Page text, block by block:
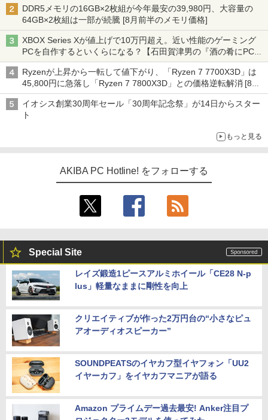
DDR5メモリの16GB×2枚組が今年最安の39,980円、大容量の
64GB×2枚組は一部が続騰 [8月前半のメモリ価格]
XBOX Series Xが値上げで10万円超え。近い性能のゲーミング
PCを自作するといくらになる？【石田賀津男の『酒の肴にPCゲ
ーム』】
Ryzenが上昇から一転して値下がり、「Ryzen 7 7700X3D」は
45,800円に急落し「Ryzen 7 7800X3D」との価格逆転解消 [8月
前半のCPU価格]
イオシス創業30周年セール「30周年記念祭」が14日からスター
ト
もっと見る
AKIBA PC Hotline! をフォローする
Special Site
レイズ鍛造1ピースアルミホイール「CE28 N-p
lus」軽量なままに剛性を向上
クリエイティブが作った2万円台の“小さなピュ
アオーディオスピーカー”
SOUNDPEATSのイヤカフ型イヤフォン「UU2
イヤーカフ」をイヤカフマニアが語る
Amazon プライムデー過去最安! Anker注目プ